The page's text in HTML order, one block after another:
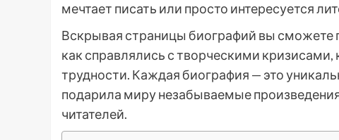
мечтает писать или просто интересуется
Вскрывая страницы биографий вы сможете
как справлялись с творческими
трудности. Каждая биография — это
подарила миру незабываемые
читателей.